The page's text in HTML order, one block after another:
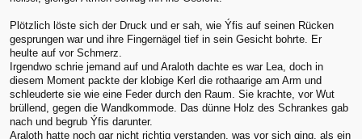
Plötzlich löste sich der Druck und er sah, wie Ýfis auf seinen Rücken
gesprungen war und ihre Fingernägel tief in sein Gesicht bohrte. Er
heulte auf vor Schmerz.
Irgendwo schrie jemand auf und Araloth dachte es war Lea, doch in
diesem Moment packte der klobige Kerl die rothaarige am Arm und
schleuderte sie wie eine Feder durch den Raum. Sie krachte, vor Wut
brüllend, gegen die Wandkommode. Das dünne Holz des Schrankes gab
nach und begrub Ýfis darunter.
Araloth hatte noch gar nicht richtig verstanden, was vor sich ging, als ein